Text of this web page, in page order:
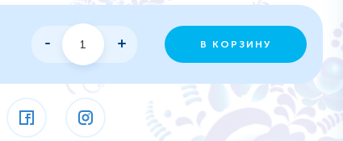
В КОРЗИНУ